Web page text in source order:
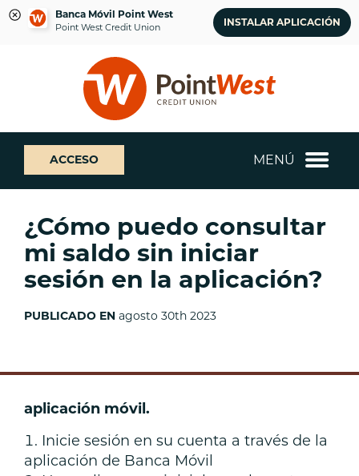
Banca Móvil Point West
Point West Credit Union INSTALAR APLICACIÓN
sesión
banca
web
¿Qué
podemos
ayudarte
a
ACCESO MENÚ
¿Cómo puedo consultar
mi saldo sin iniciar
sesión en la aplicación?
PUBLICADO EN agosto 30th 2023
aplicación móvil.
Inicie sesión en su cuenta a través de la
aplicación de Banca Móvil